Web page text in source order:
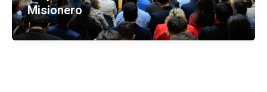
Misionero